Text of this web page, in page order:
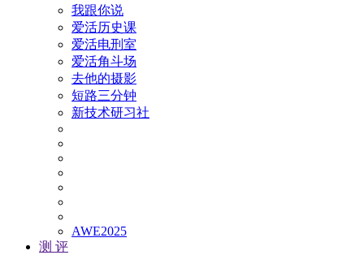
我跟你说
爱活历史课
爱活电刑室
爱活角斗场
去他的摄影
短路三分钟
新技术研习社
AWE2025
测 评